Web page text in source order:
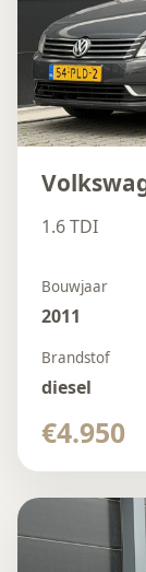
1.6 TDI
Bouwjaar
2011
Brandstof
diesel
€4.950